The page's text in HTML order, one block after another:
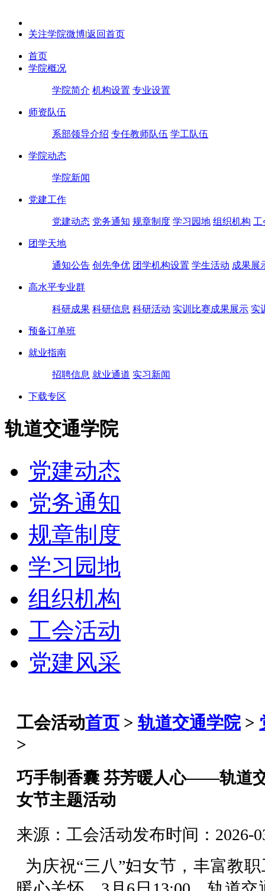
关注学院微博|返回首页
首页
学院概况
学院简介 机构设置 专业设置
师资队伍
系部领导介绍 专任教师队伍 学工队伍
学院动态
学院新闻
党建工作
党建动态 党务通知 规章制度 学习园地 组织机构 工
团学天地
通知公告 创先争优 团学机构设置 学生活动 成果展
高水平专业群
科研成果 科研信息 科研活动 实训比赛成果展示 实
预备订单班
就业指南
招聘信息 就业通道 实习新闻
下载专区
轨道交通学院
党建动态
党务通知
规章制度
学习园地
组织机构
工会活动
党建风采
工会活动首页 > 轨道交通学院>
>
巧手制香囊 芬芳暖人心——轨道
女节主题活动
来源：工会活动发布时间：2026-
为庆祝“三八”妇女节，丰富教